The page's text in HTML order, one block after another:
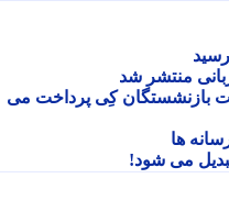
منتشر شد
کِی پرداخت می
ها
می شود!